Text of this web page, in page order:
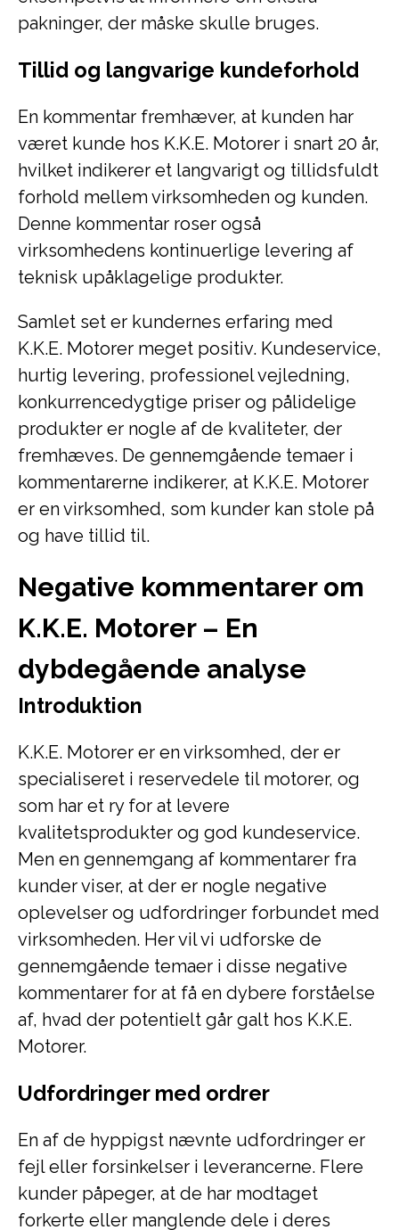
pakninger, der måske skulle bruges.
Tillid og langvarige kundeforhold
En kommentar fremhæver, at kunden har
været kunde hos K.K.E. Motorer i snart 20 år,
hvilket indikerer et langvarigt og tillidsfuldt
forhold mellem virksomheden og kunden.
Denne kommentar roser også
virksomhedens kontinuerlige levering af
teknisk upåklagelige produkter.
Samlet set er kundernes erfaring med
K.K.E. Motorer meget positiv. Kundeservice,
hurtig levering, professionel vejledning,
konkurrencedygtige priser og pålidelige
produkter er nogle af de kvaliteter, der
fremhæves. De gennemgående temaer i
kommentarerne indikerer, at K.K.E. Motorer
er en virksomhed, som kunder kan stole på
og have tillid til.
Negative kommentarer om
K.K.E. Motorer – En
dybdegående analyse
Introduktion
K.K.E. Motorer er en virksomhed, der er
specialiseret i reservedele til motorer, og
som har et ry for at levere
kvalitetsprodukter og god kundeservice.
Men en gennemgang af kommentarer fra
kunder viser, at der er nogle negative
oplevelser og udfordringer forbundet med
virksomheden. Her vil vi udforske de
gennemgående temaer i disse negative
kommentarer for at få en dybere forståelse
af, hvad der potentielt går galt hos K.K.E.
Motorer.
Udfordringer med ordrer
En af de hyppigst nævnte udfordringer er
fejl eller forsinkelser i leverancerne. Flere
kunder påpeger, at de har modtaget
forkerte eller manglende dele i deres